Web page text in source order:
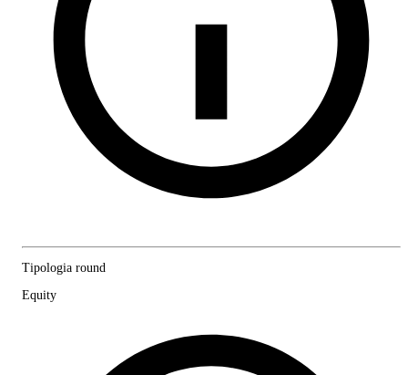
Tipologia round
Equity